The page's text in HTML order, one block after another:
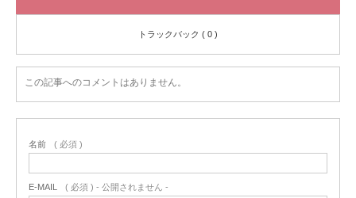
トラックバック ( 0 )
この記事へのコメントはありません。
名前 ( 必須 )
E-MAIL ( 必須 ) - 公開されません -